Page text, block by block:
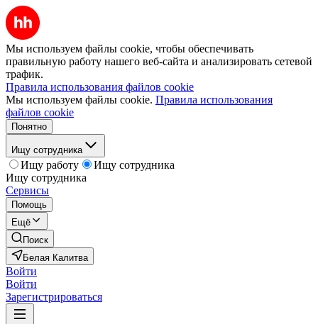
Мы используем файлы cookie, чтобы обеспечивать
правильную работу нашего веб-сайта и анализировать сетевой
трафик.
Правила использования файлов cookie
Мы используем файлы cookie. Правила использования
файлов cookie
Понятно
Ищу сотрудника
Ищу работу
Ищу сотрудника
Ищу сотрудника
Сервисы
Помощь
Ещё
Поиск
Белая Калитва
Войти
Войти
Зарегистрироваться